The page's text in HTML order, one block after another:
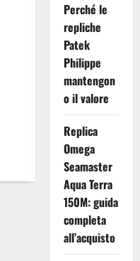
Perché le
repliche
Patek
Philippe
mantengon
o il valore
Replica
Omega
Seamaster
Aqua Terra
150M: guida
completa
all’acquisto